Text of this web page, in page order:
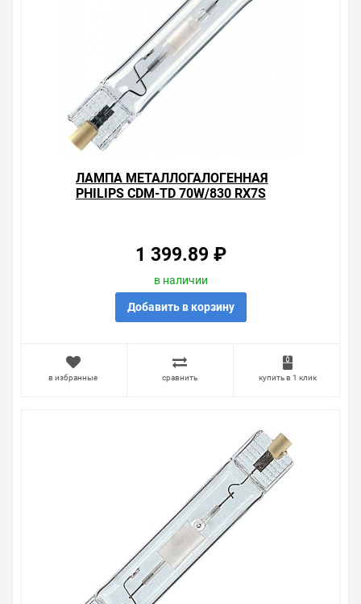
ЛАМПА МЕТАЛЛОГАЛОГЕННАЯ
PHILIPS CDM-TD 70W/830 RX7S
1 399.89 ₽
в наличии
Добавить в корзину
в избранные сравнить купить в 1 клик